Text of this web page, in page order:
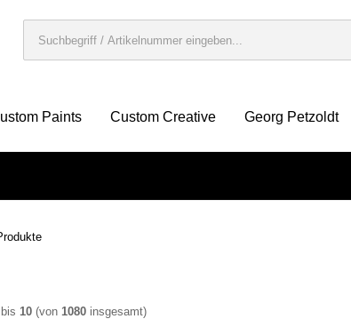
Paints Custom Creative Georg Petzoldt
bis 10 (von 1080 insgesamt)